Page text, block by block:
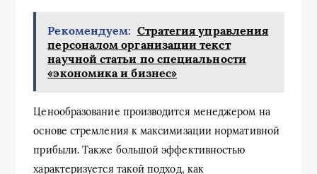
Рекомендуем: Стратегия управления
персоналом организации текст
научной статьи по специальности
«экономика и бизнес»
Ценообразование производится менеджером на
основе стремления к максимизации нормативной
прибыли. Также большой эффективностью
характеризуется такой подход, как